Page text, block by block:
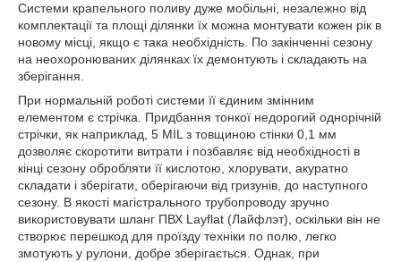
Системи крапельного поливу дуже мобільні, незалежно від
комплектації та площі ділянки їх можна монтувати кожен рік в
новому місці, якщо є така необхідність. По закінченні сезону
на неохоронюваних ділянках їх демонтують і складають на
зберігання.
При нормальній роботі системи її єдиним змінним
елементом є стрічка. Придбання тонкої недорогий однорічній
стрічки, як наприклад, 5 MIL з товщиною стінки 0,1 мм
дозволяє скоротити витрати і позбавляє від необхідності в
кінці сезону обробляти її кислотою, хлорувати, акуратно
складати і зберігати, оберігаючи від гризунів, до наступного
сезону. В якості магістрального трубопроводу зручно
використовувати шланг ПВХ Layflat (Лайфлэт), оскільки він не
створює перешкод для проїзду техніки по полю, легко
змотують у рулони, добре зберігається. Однак, при